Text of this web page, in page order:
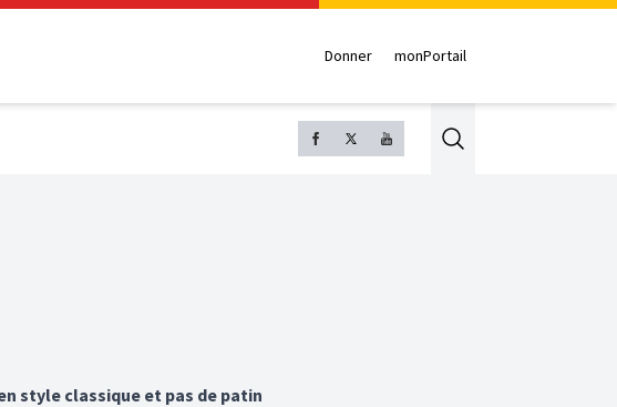
Donner monPortail
Search
style classique et pas de patin